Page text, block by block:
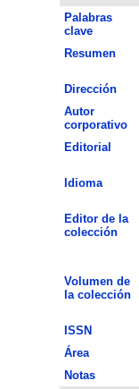
Palabras
clave
Resumen
Dirección
Autor
corporativo
Editorial
Idioma
Editor de la
colección
Volumen de
la colección
ISSN
Área
Notas